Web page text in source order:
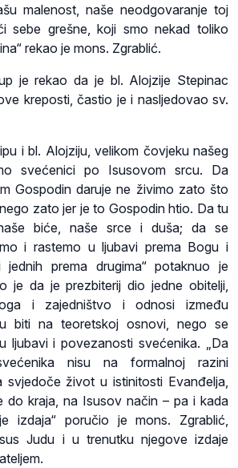
malenost, naše neodgovaranje toj
sebe grešne, koji smo nekad toliko
rekao je mons. Zgrablić.
je rekao da je bl. Alojzije Stepinac
kreposti, častio je i nasljedovao sv.
i bl. Alojziju, velikom čovjeku našeg
svećenici po Isusovom srcu. Da
Gospodin daruje ne živimo zato što
zato jer je to Gospodin htio. Da tu
biće, naše srce i duša; da se
i rastemo u ljubavi prema Bogu i
jednih prema drugima“ potaknuo je
je da je prezbiterij dio jedne obitelji,
i zajedništvo i odnosi između
biti na teoretskoj osnovi, nego se
ljubavi i povezanosti svećenika. „Da
nisu na formalnoj razini
svjedoče život u istinitosti Evanđelja,
do kraja, na Isusov način – pa i kada
izdaja“ poručio je mons. Zgrablić,
Judu i u trenutku njegove izdaje